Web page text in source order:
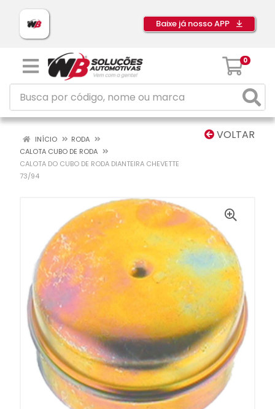
Baixe já nosso APP
0
VOLTAR
INÍCIO
RODA
CALOTA CUBO DE RODA
CALOTA DO CUBO DE RODA DIANTEIRA CHEVETTE
73/94